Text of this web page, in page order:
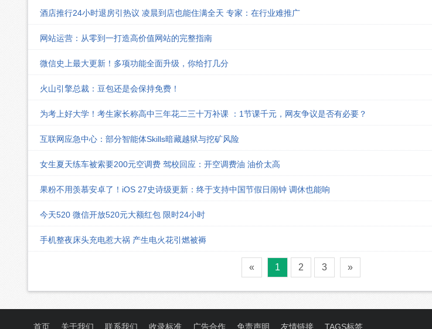
酒店推行24小时退房引热议 凌晨到店也能住满全天 专家：在行业难推广
网站运营：从零到一打造高价值网站的完整指南
微信史上最大更新！多项功能全面升级，你给打几分
火山引擎总裁：豆包还是会保持免费！
为考上好大学！考生家长称高中三年花二三十万补课 ：1节课千元，网友争议是否有必要？
互联网应急中心：部分智能体Skills暗藏越狱与挖矿风险
女生夏天练车被索要200元空调费 驾校回应：开空调费油 油价太高
果粉不用羡慕安卓了！iOS 27史诗级更新：终于支持中国节假日闹钟 调休也能响
今天520 微信开放520元大额红包 限时24小时
手机整夜床头充电惹大祸 产生电火花引燃被褥
« 1 2 3 »
首页 关于我们 联系我们 收录标准 广告合作 免责声明 友情链接 TAGS标签